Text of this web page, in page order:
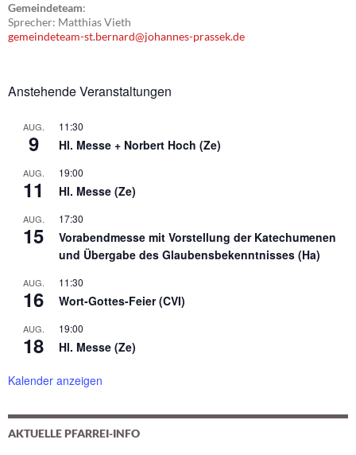
Gemeindeteam:
Sprecher: Matthias Vieth
gemeindeteam-st.bernard@johannes-prassek.de
Anstehende Veranstaltungen
AUG.
9
11:30
Hl. Messe + Norbert Hoch (Ze)
AUG.
11
19:00
Hl. Messe (Ze)
AUG.
15
17:30
Vorabendmesse mit Vorstellung der Katechumenen
und Übergabe des Glaubensbekenntnisses (Ha)
AUG.
16
11:30
Wort-Gottes-Feier (CVI)
AUG.
18
19:00
Hl. Messe (Ze)
Kalender anzeigen
AKTUELLE PFARREI-INFO